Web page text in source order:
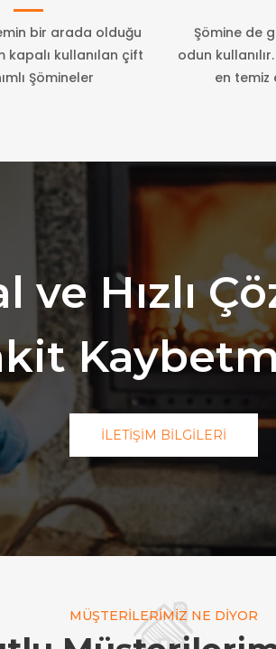
bir arada olduğu
kapalı kullanılan çift
Şömineler
Şömine de
odun
en temiz
ve Hızlı
İLETIŞIM BILGILERI
MÜŞTERILERIMIZ NE DIYOR